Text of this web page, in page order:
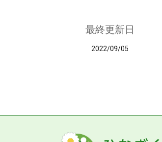
最終更新日
2022/09/05